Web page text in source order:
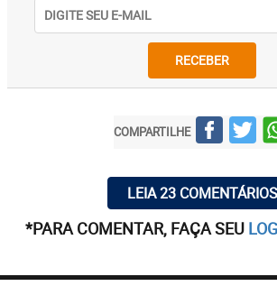
RECEBER
COMPARTILHE
LEIA 23 COMENTÁRIOS
*PARA COMENTAR, FAÇA SEU